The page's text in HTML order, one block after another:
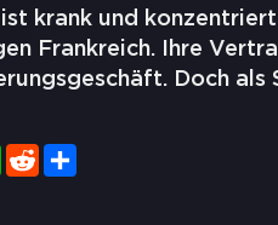
ist krank und
Frankreich. Ihre
Doch als
WhatsApp
Reddit